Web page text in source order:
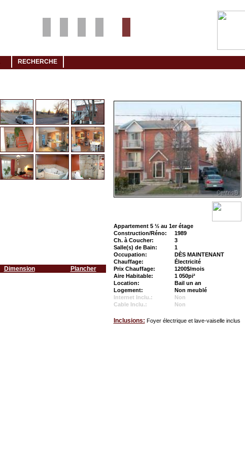
RECHERCHE
Dimension Plancher
Appartement 5 ½ au 1er étage
Construction/Réno:
1989
Ch. à Coucher:
3
Salle(s) de Bain:
1
Occupation:
DÈS MAINTENANT
Chauffage:
Électricité
Prix Chauffage:
1200$/mois
Aire Habitable:
1 050pi²
Location:
Bail un an
Logement:
Non meublé
Internet Inclu.:
Non
Cable Inclu.:
Non
Inclusions: Foyer électrique et lave-vaiselle inclus